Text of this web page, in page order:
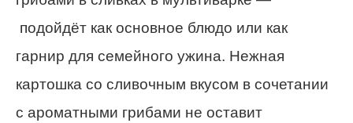
подойдёт как основное блюдо или как
гарнир для семейного ужина. Нежная
картошка со сливочным вкусом в сочетании
с ароматными грибами не оставит